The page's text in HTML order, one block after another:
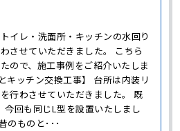
イレ・洗面所・キッチンの水回り
させていただきました。 こちら
ので、施工事例をご紹介いたしま
ッチン交換工事】 台所は内装リ
行わさせていただきました。 既
今回も同じL型を設置いたしまし
のものと･･･